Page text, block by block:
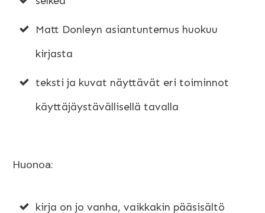
Matt Donleyn asiantuntemus huokuu
kirjasta
teksti ja kuvat näyttävät eri toiminnot
käyttäjäystävällisellä tavalla
Huonoa:
kirja on jo vanha, vaikkakin pääsisältö